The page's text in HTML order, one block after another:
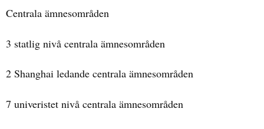
Centrala ämnesområden
3 statlig nivå centrala ämnesområden
2 Shanghai ledande centrala ämnesområden
7 univeristet nivå centrala ämnesområden